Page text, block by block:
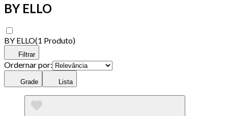
BY ELLO
BY ELLO(1 Produto)
Filtrar
Ordernar por:
Grade Lista